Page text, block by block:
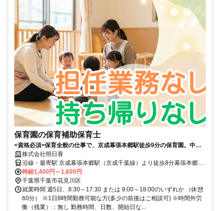
保育園の保育補助保育士
<資格必須>保育全般の仕事で、京成幕張本郷駅徒歩9分の保育園。中庭
あり、アットホームでカリキュラム豊富。土日祝休み、固定時間勤務、
残業なし。マイカー通勤可、週5日勤務。
株式会社明日香
沿線・最寄駅 京成幕張本郷駅（京成千葉線）より徒歩8分幕張本郷駅
（JR在来線）より徒歩8分京成幕張駅（京成千葉線）より徒歩26分
時給1,400円～1,600円
千葉県千葉市花見川区
就業時間 週5日、8:30～17:30 または 9:00～18:00のいずれか （休憩
60分） ※1日8時間勤務可能な方(多少の前後はご相談可) ※時間外労
働（残業）：無し 勤務時間、日数、開始日な...